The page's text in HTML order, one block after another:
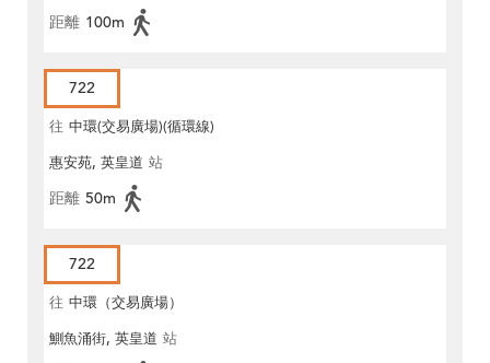
距離 100m
722
往 中環(交易廣場)(循環線)
惠安苑, 英皇道 站
距離 50m
722
往 中環（交易廣場）
鰂魚涌街, 英皇道 站